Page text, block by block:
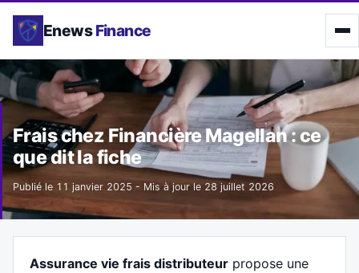
Enews Finance
Frais chez Financière Magellan : ce
que dit la fiche
Publié le 11 janvier 2025 - Mis à jour le 28 juillet 2026
Assurance vie frais distributeur propose une